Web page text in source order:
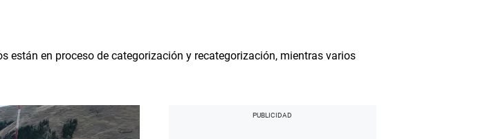
en proceso de categorización y recategorización, mientras varios